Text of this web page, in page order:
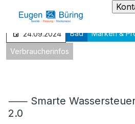
24.09.2024 Bad Marken &
Verbraucherinfos
⸺ Smarte
2.0